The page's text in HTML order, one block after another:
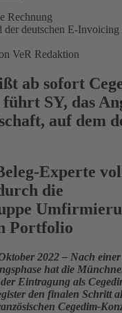
Rechnung
der deutschen E-Invoicing
VeR Redaktion
ab sofort
führt SY, das
auf dem
Experte
die
Portfolio
2022 – Nach
hat die
Eintragung als
den finalen Schritt
Cegedim-